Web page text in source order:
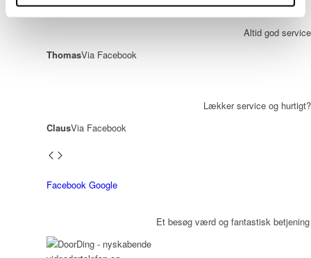
Altid god
ThomasVia Facebook
Lækker service og
ClausVia Facebook
Facebook Google
Et besøg værd og fantastisk